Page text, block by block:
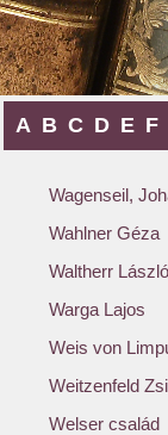
A B C D E F
Wagenseil,
Wahlner Géza
Waltherr László
Warga Lajos
Weis von
Weitzenfeld
Welser család